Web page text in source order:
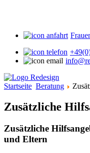
Startseite Beratung
Zusätzliche
Zusätzliche
und Eltern